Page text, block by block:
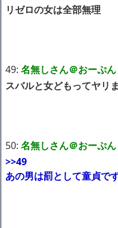
リゼロの女は全部無理
49: 名無しさん＠おーぷん
スバルと女どもってヤリ
50: 名無しさん＠おーぷん
>>49
あの男は罰として童貞で